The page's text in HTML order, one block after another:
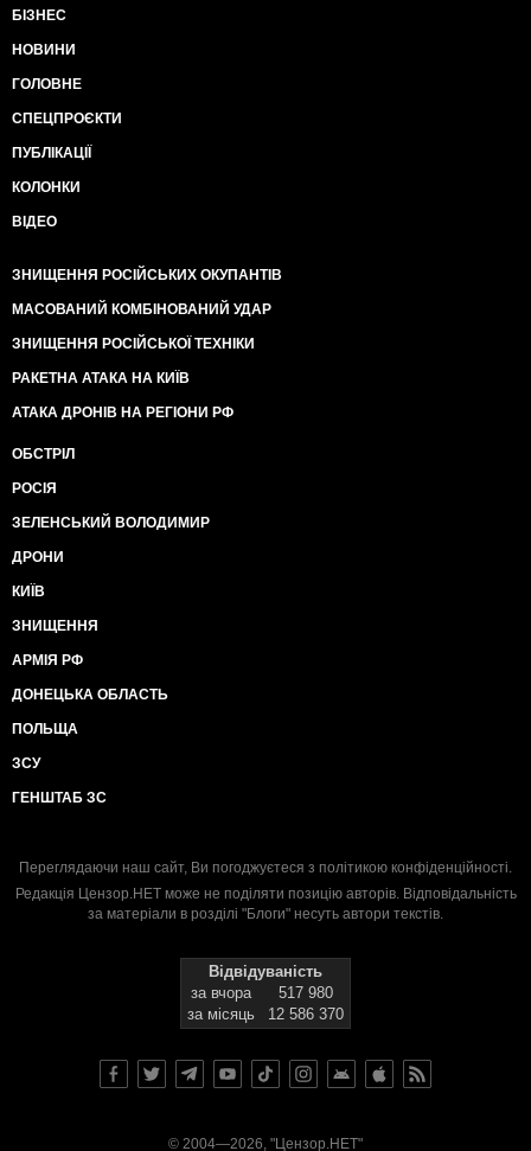
БІЗНЕС
НОВИНИ
ГОЛОВНЕ
СПЕЦПРОЄКТИ
ПУБЛІКАЦІЇ
КОЛОНКИ
ВІДЕО
ЗНИЩЕННЯ РОСІЙСЬКИХ ОКУПАНТІВ
МАСОВАНИЙ КОМБІНОВАНИЙ УДАР
ЗНИЩЕННЯ РОСІЙСЬКОЇ ТЕХНІКИ
РАКЕТНА АТАКА НА КИЇВ
АТАКА ДРОНІВ НА РЕГІОНИ РФ
ОБСТРІЛ
РОСІЯ
ЗЕЛЕНСЬКИЙ ВОЛОДИМИР
ДРОНИ
КИЇВ
ЗНИЩЕННЯ
АРМІЯ РФ
ДОНЕЦЬКА ОБЛАСТЬ
ПОЛЬЩА
ЗСУ
ГЕНШТАБ ЗС
Переглядаючи наш сайт, Ви погоджуєтеся з політикою конфіденційності.
Редакція Цензор.НЕТ може не поділяти позицію авторів. Відповідальність
за матеріали в розділі "Блоги" несуть автори текстів.
Відвідуваність
за вчора
517 980
за місяць
12 586 370
© 2004—2026, "Цензор.НЕТ"